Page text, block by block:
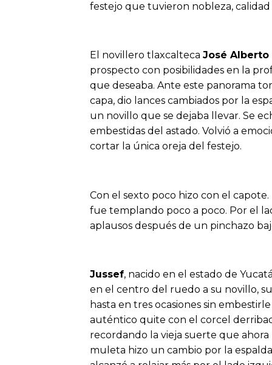
festejo que tuvieron nobleza,
El novillero tlaxcalteca José Alberto
prospecto con posibilidades en la
que deseaba. Ante este panorama
capa, dio lances cambiados por la
un novillo que se dejaba llevar. Se
embestidas del astado. Volvió a
cortar la única oreja del festejo.
Con el sexto poco hizo con el
fue templando poco a poco. Por el
aplausos después de un pinchazo
Jussef, nacido en el estado de
en el centro del ruedo a su novillo,
hasta en tres ocasiones sin
auténtico quite con el corcel
recordando la vieja suerte que
muleta hizo un cambio por la